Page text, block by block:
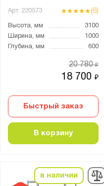
Арт. 220573 (6)
Высота, мм
3100
Ширина, мм
1000
Глубина, мм
600
18 700₽
20 780₽
Быстрый заказ
В корзину
в наличии